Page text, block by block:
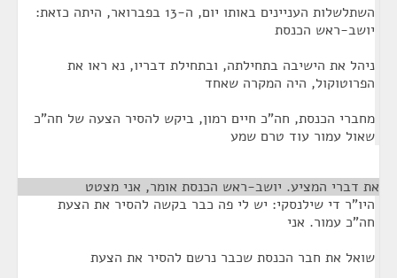
השתלשלות העניינים באותו יום, ה-13 בפברואר, היתה כזאת:
יושב-ראש הכנסת
ניהל את הישיבה בתחילתה, ובתחילת דבריו, נא ראו את
הפרוטוקול, היה המקרה שאחד
מחברי הכנסת, חה"כ חיים רמון, ביקש להסיר הצעה של חה"כ
שאול עמור עוד טרם שמע
את דברי המציע. יושב-ראש הכנסת אומר, אני מצטט
היו"ר די שילנסקי: יש לי פה כבר בקשה להסיר את הצעת
חה"כ עמור. אני
שואל את חבר הכנסת שכבר נרשם להסיר את הצעת